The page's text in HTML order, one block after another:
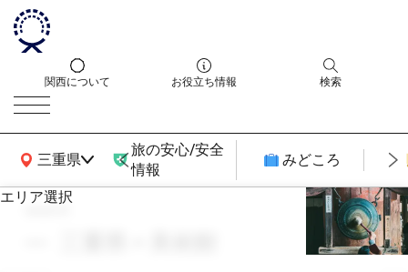
関西について お役立ち情報 検索
三重県
関西広域MAP
旅の安心/安全
情報
みどころ
エリア選択
エ
search